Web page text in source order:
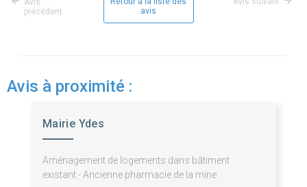
Avis
précédent
avis
Avis à proximité :
Mairie Ydes
Aménagement de logements dans bâtiment
existant - Ancienne pharmacie de la mine